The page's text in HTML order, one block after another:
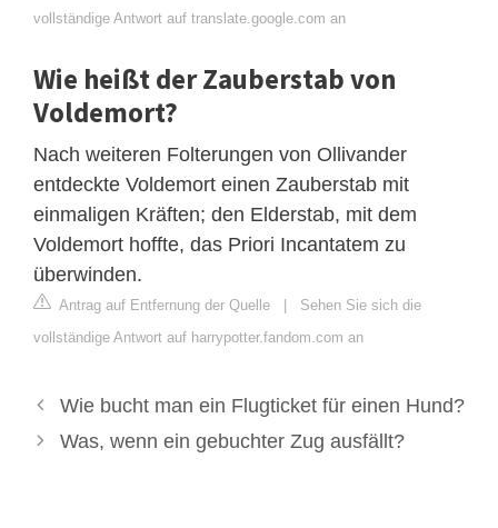
vollständige Antwort auf translate.google.com an
Wie heißt der Zauberstab von
Voldemort?
Nach weiteren Folterungen von Ollivander
entdeckte Voldemort einen Zauberstab mit
einmaligen Kräften; den Elderstab, mit dem
Voldemort hoffte, das Priori Incantatem zu
überwinden.
Antrag auf Entfernung der Quelle | Sehen Sie sich die
vollständige Antwort auf harrypotter.fandom.com an
Wie bucht man ein Flugticket für einen Hund?
Was, wenn ein gebuchter Zug ausfällt?